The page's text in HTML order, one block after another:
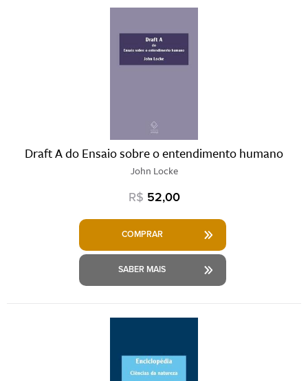
Draft A do Ensaio sobre o entendimento humano
John Locke
R$ 52,00
COMPRAR
SABER MAIS